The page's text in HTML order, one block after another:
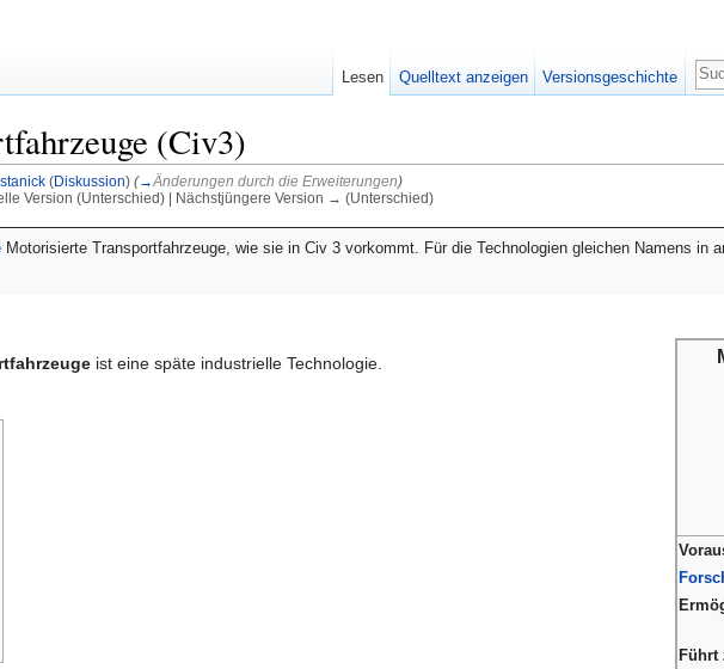
(Civ3)
(Diskussion) (→Änderungen durch die Erweiterungen)
Version (Unterschied) | Nächstjüngere Version → (Unterschied)
Motorisierte Transportfahrzeuge, wie sie in Civ 3 vorkommt. Für die Technologien gleichen Namens in
Führt
ist eine späte industrielle Technologie.
Lesen Quelltext anzeigen Versionsgeschichte